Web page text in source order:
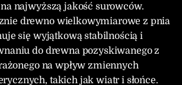
najwyższą jakość surowców.
drewno wielkowymiarowe z pnia
się wyjątkową stabilnością i
do drewna pozyskiwanego z
na wpływ zmiennych
takich jak wiatr i słońce.